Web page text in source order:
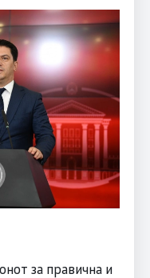
за правична и